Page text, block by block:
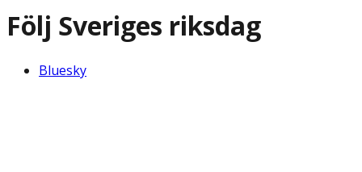
Följ Sveriges riksdag
Bluesky